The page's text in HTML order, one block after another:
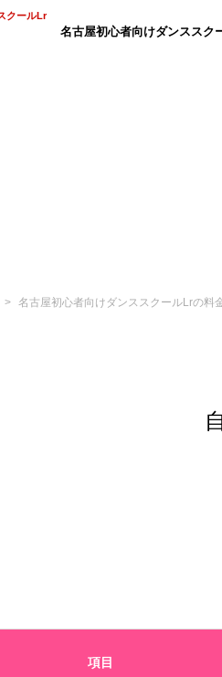
名古屋初心者向けダンススク
> 名古屋初心者向けダンススクールLrの料
項目